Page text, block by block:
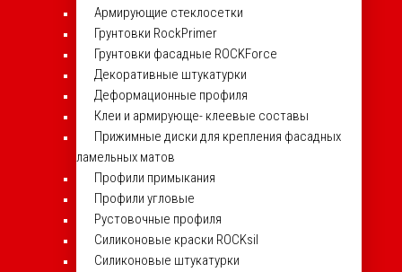
Армирующие стеклосетки
Грунтовки RockPrimer
Грунтовки фасадные ROCKForce
Декоративные штукатурки
Деформационные профиля
Клеи и армирующе- клеевые составы
Прижимные диски для крепления фасадных
ламельных матов
Профили примыкания
Профили угловые
Рустовочные профиля
Силиконовые краски ROCKsil
Силиконовые штукатурки